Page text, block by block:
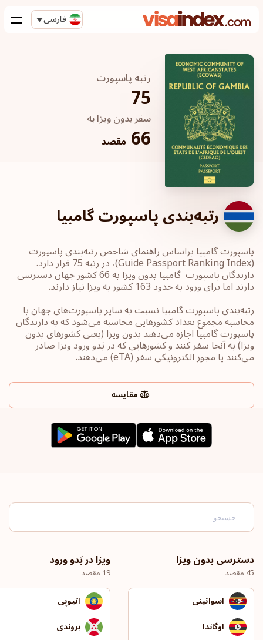
فارسی
رتبه پاسپورت
75
سفر بدون ویزا به
66 مقصد
رتبه‌بندی پاسپورت گامبیا
پاسپورت‎ گامبیا ‎براساس راهنمای شاخص رتبه‌بندی پاسپورت
‏(Guide Passport ‎Ranking Index)، در رتبه 75 قرار دارد.
دارندگان پاسپورت ‏‎ گامبیا بدون ویزا به 66 کشور جهان ‎دسترسی
دارند اما برای ورود به حدود 163 کشور به ویزا نیاز دارند.
رتبه‌بندی پاسپورت‎ گامبیا ‎نسبت به سایر ‏پاسپورت‌های جهان با
محاسبه مجموع تعداد کشورهایی محاسبه می‌شود که به دارندگان
پاسپورت ‎‎گامبیا ‎اجازه می‌دهند بدون ویزا (یعنی کشورهای ‏بدون
ویزا) به آنجا سفر کنند و کشورهایی که در بَدو ورود ویزا صادر
می‌کنند یا ‏مجوز الکترونیکی سفر ‏‎(eTA)‎‏ می‌دهند.
مقایسه
دسترسی بدون ویزا
45 مقصد
اسواتینی
اوگاندا
ویزا در بَدو ورود
19 مقصد
اتیوپی
بروندی